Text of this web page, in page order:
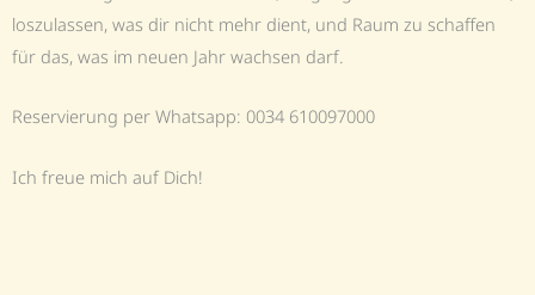
loszulassen, was dir nicht mehr dient, und Raum zu schaffen
für das, was im neuen Jahr wachsen darf.
Reservierung per Whatsapp: 0034 610097000
Ich freue mich auf Dich!